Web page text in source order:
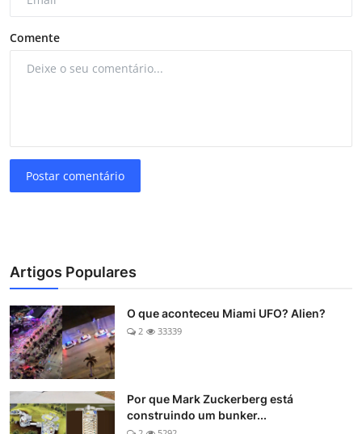
Comente
Postar comentário
Artigos Populares
O que aconteceu Miami UFO? Alien?
2 33339
Por que Mark Zuckerberg está
construindo um bunker...